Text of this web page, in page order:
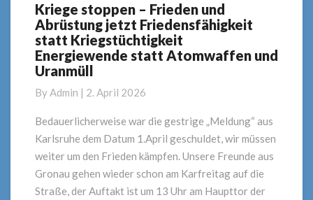
Kriege
stoppen
–
Frieden
und
Abrüstung
jetzt
Friedensfähigkeit
Kriegstüchtigkeit
Energiewende
statt
Atomwaffen
Kriege stoppen – Frieden und
Abrüstung jetzt Friedensfähigkeit
statt Kriegstüchtigkeit
Energiewende statt Atomwaffen und
Uranmüll
ByAdmin | 2. April 2026
Bedauerlicherweise war die gestrige „Meldung“ aus
Karlsruhe dem Datum 1.April geschuldet, wir müssen
weiter um den Frieden kämpfen. Unsere Freunde aus
Gronau gehen wieder schon am Karfreitag auf die
Straße, der Auftakt ist um 13 Uhr am Haupttor der